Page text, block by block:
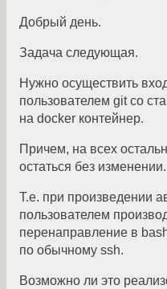
Добрый день.
Задача следующая.
Нужно осуществить
пользователем git со
на docker контейнер.
Причем, на всех
остаться без изменении.
Т.е. при произведении
пользователем
перенаправление в
по обычному ssh.
Возможно ли это